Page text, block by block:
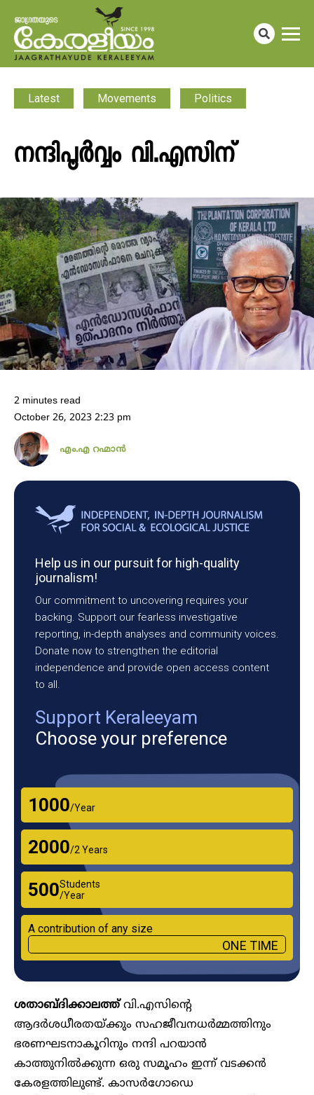
Latest Movements Politics
നന്ദിപൂർവ്വം വി.എസിന്
2 minutes read
October 26, 2023 2:23 pm
എം.എ റഹ്മാൻ
Help us in our pursuit for high-quality
journalism!
Our commitment to uncovering requires your
backing. Support our fearless investigative
reporting, in-depth analyses and community voices.
Donate now to strengthen the editorial
independence and provide open access content
to all.
Support Keraleeyam
Choose your preference
₹1000/Year
₹2000/2 Years
₹500Students
/Year
A contribution of any size
ONE TIME
ശതാബ്ദിക്കാലത്ത്വി.എസിന്റെ
ആദർശധീരതയ്ക്കും സഹജീവനധർമ്മത്തിനും
ഭരണഘടനാകൂറിനും നന്ദി പറയാൻ
കാത്തുനിൽക്കുന്ന ഒരു സമൂഹം ഇന്ന് വടക്കൻ
കേരളത്തിലുണ്ട്. കാസർ​ഗോഡെ